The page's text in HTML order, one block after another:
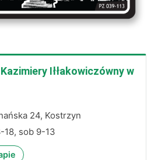
Iłłakowiczówny w
24, Kostrzyn
18, sob 9-13